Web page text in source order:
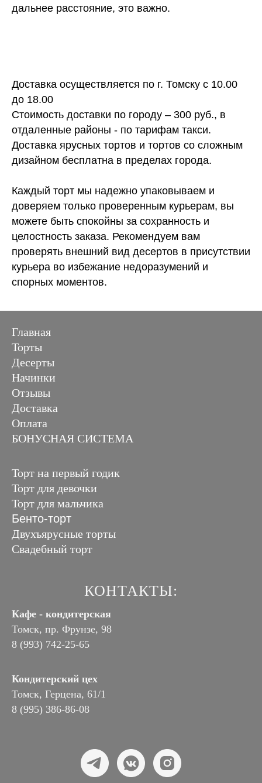
дальнее расстояние, это важно.
Доставка осуществляется по г. Томску с 10.00
до 18.00
Стоимость доставки по городу – 300 руб., в
отдаленные районы - по тарифам такси.
Доставка ярусных тортов и тортов со сложным
дизайном бесплатна в пределах города.
Каждый торт мы надежно упаковываем и
доверяем только проверенным курьерам, вы
можете быть спокойны за сохранность и
целостность заказа. Рекомендуем вам
проверять внешний вид десертов в присутствии
курьера во избежание недоразумений и
спорных моментов.
Главная
Торты
Десерты
Начинки
Отзывы
Доставка
Оплата
БОНУСНАЯ СИСТЕМА
Торт на первый годик
Торт для девочки
Торт для мальчика
Бенто-торт
Двухъярусные торты
Свадебный торт
КОНТАКТЫ:
Кафе - кондитерская
Томск, пр. Фрунзе, 98
8 (993) 742-25-65
Кондитерский цех
Томск, Герцена, 61/1
8 (995) 386-86-08